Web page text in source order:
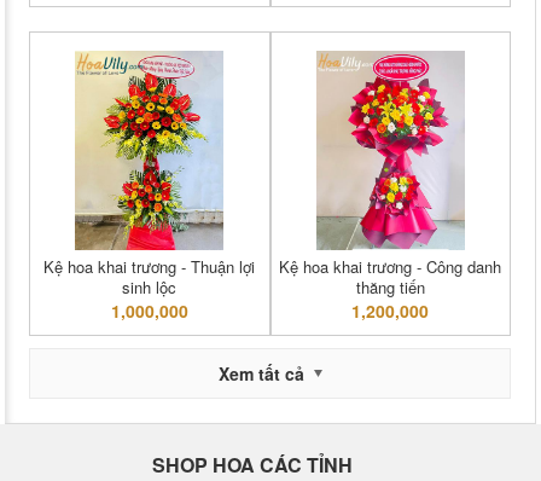
Kệ hoa khai trương - Thuận lợi
sinh lộc
1,000,000
Kệ hoa khai trương - Công danh
thăng tiến
1,200,000
Xem tất cả
SHOP HOA CÁC TỈNH